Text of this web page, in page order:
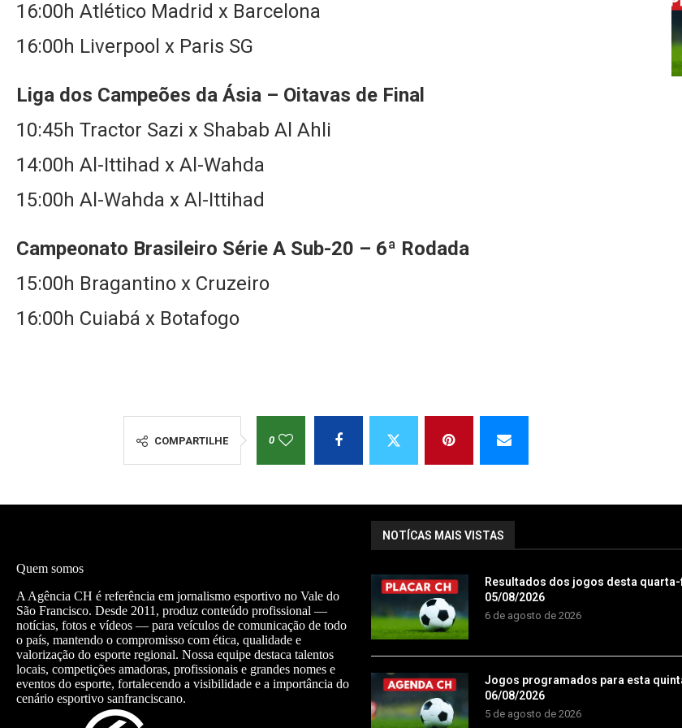
16:00h Atlético Madrid x Barcelona
16:00h Liverpool x Paris SG
Liga dos Campeões da Ásia – Oitavas de Final
10:45h Tractor Sazi x Shabab Al Ahli
14:00h Al-Ittihad x Al-Wahda
15:00h Al-Wahda x Al-Ittihad
Campeonato Brasileiro Série A Sub-20 – 6ª Rodada
15:00h Bragantino x Cruzeiro
16:00h Cuiabá x Botafogo
COMPARTILHE 0
Quem somos
A Agência CH é referência em jornalismo esportivo no Vale do
São Francisco. Desde 2011, produz conteúdo profissional —
notícias, fotos e vídeos — para veículos de comunicação de todo
o país, mantendo o compromisso com ética, qualidade e
valorização do esporte regional. Nossa equipe destaca talentos
locais, competições amadoras, profissionais e grandes nomes e
eventos do esporte, fortalecendo a visibilidade e a importância do
cenário esportivo sanfranciscano.
NOTÍCAS MAIS VISTAS
Resultados dos jogos desta
05/08/2026
6 de agosto de 2026
Jogos programados para esta
06/08/2026
5 de agosto de 2026